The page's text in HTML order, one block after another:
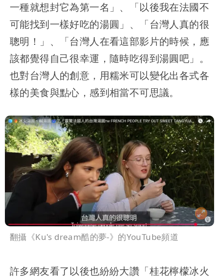
一種就想封它為第一名」、「以後我在法國不
可能找到一樣好吃的湯圓」、「台灣人真的很
聰明！」、「台灣人在看這部影片的時候，應
該都覺得自己很幸運，隨時吃得到湯圓吧」。
也對台灣人的創意，用糯米可以變化出各式各
樣的美食與點心，感到相當不可思議。
翻攝《Ku's dream酷的夢-》的YouTube頻道
許多網友看了以後也紛紛大讚「桂花檸檬冰火